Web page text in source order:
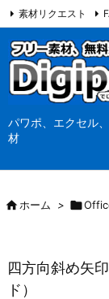
パワポ、エクセル
材
素材リクエスト
当サイト（
ホーム > 
四方向斜め矢
ド）